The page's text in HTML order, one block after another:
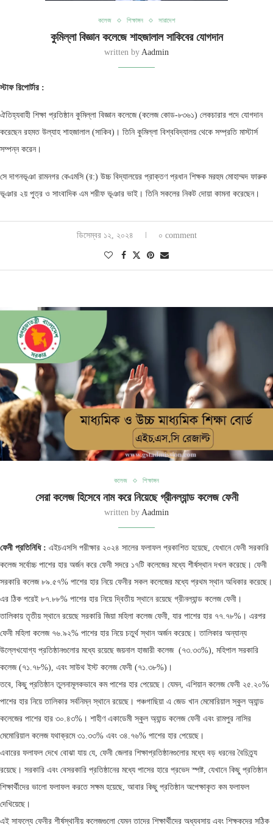
কলেজ শিক্ষাঙ্গন সারাদেশ
কুমিল্লা বিজ্ঞান কলেজে শাহজালাল সাকিবের যোগদান
written by Aadmin
স্টাফ রিপোর্টার :
ঐতিহ্যবাহী শিক্ষা প্রতিষ্ঠান কুমিল্লা বিজ্ঞান কলেজে (কলেজ কোড-৮৩৬১) লেকচারার পদে যোগদান
করেছেন রহমত উল্যাহ শাহজালাল (সাকিব)। তিনি কুমিল্লা বিশ্ববিদ্যালয় থেকে সম্প্রতি মাস্টার্স
সম্পন্ন করেন।
সে দাগনভূঞা রামনগর কেএমসি (র:) উচ্চ বিদ্যালয়ের প্রাক্তণ প্রধান শিক্ষক মরহুম মোহাম্মদ ফারুক
ভূঞার ২য় ‍পুত্র ও সাংবাদিক এম শরীফ ভূঞার ভাই। তিনি সকলের নিকট দোয়া কামনা করেছেন।
ডিসেম্বর ১২, ২০২৪ ০ comment
কলেজ শিক্ষাঙ্গন
সেরা কলেজ হিসেবে নাম করে নিয়েছে গ্রীনল্যান্ড কলেজ ফেনী
written by Aadmin
ফেনী প্রতিনিধি : এইচএসসি পরীক্ষার ২০২৪ সালের ফলাফল প্রকাশিত হয়েছে, যেখানে ফেনী সরকারি
কলেজ সর্বোচ্চ পাশের হার অর্জন করে ফেনী সদরে ১৭টি কলেজের মধ্যে শীর্ষস্থান দখল করেছে। ফেনী
সরকারি কলেজ ৮৯.৫৭% পাশের হার নিয়ে ফেনীর সকল কলেজের মধ্যে প্রথম স্থান অধিকার করেছে।
এর ঠিক পরেই ৮৭.৮৮% পাশের হার নিয়ে দ্বিতীয় স্থানে রয়েছে গ্রীনল্যান্ড কলেজ ফেনী।
তালিকায় তৃতীয় স্থানে রয়েছে সরকারি জিয়া মহিলা কলেজ ফেনী, যার পাশের হার ৭৭.৭৮%। এরপর
ফেনী মহিলা কলেজ ৭৬.৯২% পাশের হার নিয়ে চতুর্থ স্থান অর্জন করেছে। তালিকার অন্যান্য
উল্লেখযোগ্য প্রতিষ্ঠানগুলোর মধ্যে রয়েছে জয়নাল হাজারী কলেজ (৭৩.৩৩%), মহিপাল সরকারি
কলেজ (৭১.৭৮%), এবং সাউথ ইস্ট কলেজ ফেনী (৭১.৩৮%)।
তবে, কিছু প্রতিষ্ঠান তুলনামূলকভাবে কম পাশের হার পেয়েছে। যেমন, এশিয়ান কলেজ ফেনী ২৫.২০%
পাশের হার নিয়ে তালিকার সর্বনিম্ন স্থানে রয়েছে। পঞ্চগাছিয়া এ জেড খান মেমোরিয়াল স্কুল অ্যান্ড
কলেজের পাশের হার ৩০.৪৩%। শাহীণ একাডেমী স্কুল অ্যান্ড কলেজ ফেনী এবং রামপুর নাসির
মেমোরিয়াল কলেজ যথাক্রমে ৩১.৩৩% এবং ৩৪.৭৬% পাশের হার পেয়েছে।
এবারের ফলাফল দেখে বোঝা যায় যে, ফেনী জেলার শিক্ষাপ্রতিষ্ঠানগুলোর মধ্যে বড় ধরনের বৈচিত্র্য
রয়েছে। সরকারি এবং বেসরকারি প্রতিষ্ঠানের মধ্যে পাসের হারে প্রভেদ স্পষ্ট, যেখানে কিছু প্রতিষ্ঠান
শিক্ষার্থীদের ভালো ফলাফল করতে সক্ষম হয়েছে, আবার কিছু প্রতিষ্ঠান অপেক্ষাকৃত কম ফলাফল
দেখিয়েছে।
এই সাফল্যে ফেনীর শীর্ষস্থানীয় কলেজগুলো যেমন তাদের শিক্ষার্থীদের অধ্যবসায় এবং শিক্ষকদের সঠিক